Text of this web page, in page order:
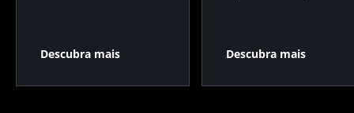
Descubra mais Descubra mais